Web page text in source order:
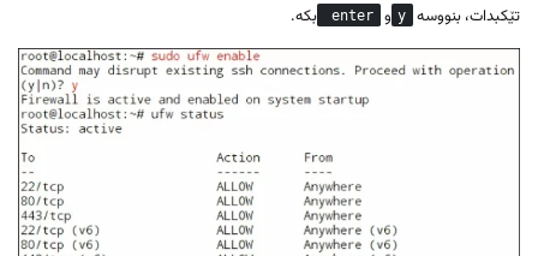
تێکبدات، بنووسە
y و enter بکە.